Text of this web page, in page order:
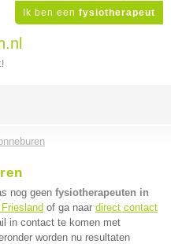
Ik ben een fysiotherapeut
nog geen fysiotherapeuten in
of ga naar direct contact
in contact te komen met
worden nu resultaten